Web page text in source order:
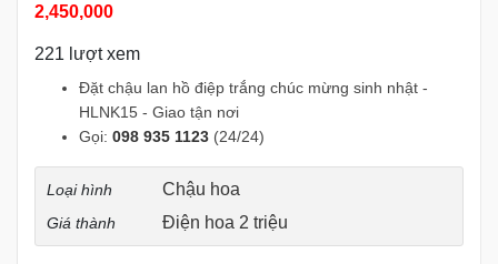
2,450,000
221 lượt xem
Đặt chậu lan hồ điệp trắng chúc mừng sinh nhật -
HLNK15 - Giao tận nơi
Gọi: 098 935 1123 (24/24)
Loại hình Chậu hoa
Giá thành Điện hoa 2 triệu